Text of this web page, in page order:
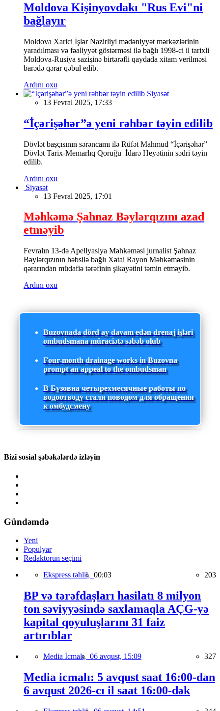
Moldova Kişinyovdakı "Rus Evi"ni
bağlayır
Moldova Xarici İşlər Nazirliyi mədəniyyət mərkəzlərinin
yaradılması və fəaliyyət göstərməsi ilə bağlı 1998-ci il tarixli
Moldova-Rusiya sazişinə birtərəfli qaydada xitam verilməsi
barədə qərar qəbul edib.
Ardını oxu
Siyasət
13 Fevral 2025, 17:33
“İçərişəhər”ə yeni rəhbər təyin edilib
Dövlət başçısının sərəncamı ilə Rüfət Mahmud “İçərişəhər”
Dövlət Tarix-Memarlıq Qoruğu İdarə Heyətinin sədri təyin
edilib.
Ardını oxu
Siyasət
13 Fevral 2025, 17:01
Məhkəmə Şahnaz Bəylərqızını azad
etməyib
Fevralın 13-də Apellyasiya Məhkəməsi jurnalist Şahnaz
Bəylərqızının həbsilə bağlı Xətai Rayon Məhkəməsinin
qərarından müdafiə tərəfinin şikayətini təmin etməyib.
Ardını oxu
Buzovnada dörd ay davam edən drenaj işləri
ombudsmana müraciətə səbəb olub
Four-month drainage works in Buzovna
prompt an appeal to the ombudsman
В Бузовна четырехмесячные работы по
водоотводу стали поводом для обращения
к омбудсмену
Bizi sosial şəbəkələrdə izləyin
Gündəmdə
Yeni
Populyar
Redaktorun seçimi
Ekspress təhlil, 00:03 203
BP və tərəfdaşları hasilatı 8 milyon
ton səviyyəsində saxlamaqla AÇG-yə
kapital qoyuluşlarını 31 faiz
artırıblar
Media İcmalı, 06 avqust, 15:09 327
Media icmalı: 5 avqust saat 16:00-dan
6 avqust 2026-cı il saat 16:00-dək